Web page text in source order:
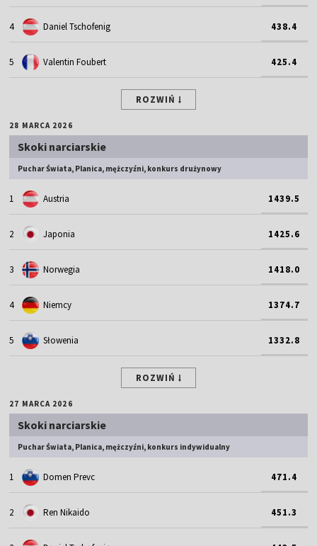
4 Daniel Tschofenig 438.4
5 Valentin Foubert 425.4
ROZWIŃ
28 MARCA 2026
Skoki narciarskie
Puchar Świata, Planica, mężczyźni, konkurs drużynowy
1 Austria 1439.5
2 Japonia 1425.6
3 Norwegia 1418.0
4 Niemcy 1374.7
5 Słowenia 1332.8
ROZWIŃ
27 MARCA 2026
Skoki narciarskie
Puchar Świata, Planica, mężczyźni, konkurs indywidualny
1 Domen Prevc 471.4
2 Ren Nikaido 451.3